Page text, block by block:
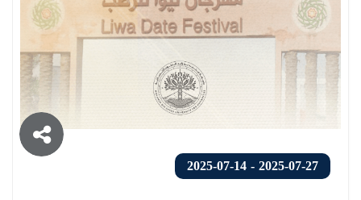
2025-07-27 - 2025-07-14